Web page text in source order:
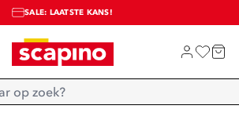
TOT 70% KORTING OP SALE
SALE: LAATSTE KANS!
SHOP NIEUW
Home